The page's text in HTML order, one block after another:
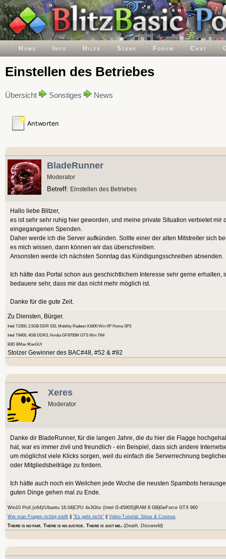
Home Info Hilfe Szene Forum Chat
Einstellen des Betriebes
Übersicht Sonstiges News
BladeRunner
Moderator
Betreff: Einstellen des Betriebes
Hallo liebe Blitzer,
es ist sehr sehr ruhig hier geworden, und meine private Situation verbietet mir
eingegangenen Spenden.
Daher werde ich die Server aufkünden. Sollte einer der alten Mitstreiter sich
es mich wissen, dann können wir das überschreiben.
Ansonsten werde ich nächsten Sonntag das Kündigungsschreiben absenden.
Ich hätte das Portal schon aus geschichtlichem Interesse sehr gerne
bedauere sehr, dass mir das nicht mehr möglich ist.
Danke für die gute Zeit.
Zu Diensten, Bürger.
Intel T2300, 2.5GB DDR 533, Mobility Radeon X1600 Win XP Home SP3
Intel T8400, 4GB DDR3, Nvidia GF9700M GTS Win 7/64
B3D BMax MaxGUI
Stolzer Gewinner des BAC#48, #52 & #92
Xeres
Moderator
Danke dir BladeRunner, für die langen Jahre, die du hier die Flagge
hat, war es immer zivil und freundlich - ein Beispiel, dass sich andere
um möglichst viele Klicks sorgen, weil du einfach die Serverrechnung
oder Mitgliedsbeiträge zu fordern.
Ich hätte auch noch ein Weilchen jede Woche die neusten Spambots
guten Dinge gehen mal zu Ende.
Win10 Prof.(x64)/Ubuntu 16.04|CPU 4x3Ghz (Intel i5-4590S)|RAM 8 GB|GeForce GTX 960
Wie man Fragen richtig stellt
"Es geht nicht"
Video-Tutorial: Sinus & Cosinus
THERE IS NO FAIR. THERE IS NO JUSTICE. THERE IS JUST ME. (Death, Discworld)